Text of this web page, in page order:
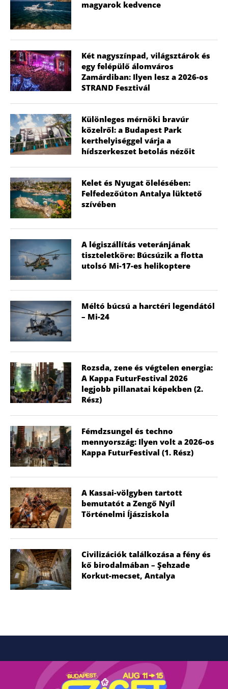
magyarok kedvence
Két nagyszínpad, világsztárok és
egy felépülő álomváros
Zamárdiban: Ilyen lesz a 2026-os
STRAND Fesztivál
Különleges mérnöki bravúr
közelről: a Budapest Park
kerthelyiséggel várja a
hídszerkeszet betolás nézőit
Kelet és Nyugat ölelésében:
Felfedezőúton Antalya lüktető
szívében
A légiszállítás veteránjának
tiszteletköre: Búcsúzik a flotta
utolsó Mi-17-es helikoptere
Méltó búcsú a harctéri legendától
– Mi-24
Rozsda, zene és végtelen energia:
A Kappa FuturFestival 2026
legjobb pillanatai képekben (2.
Rész)
Fémdzsungel és techno
mennyország: Ilyen volt a 2026-os
Kappa FuturFestival (1. Rész)
A Kassai-völgyben tartott
bemutatót a Zengő Nyíl
Történelmi Íjásziskola
Civilizációk találkozása a fény és
kő birodalmában – Şehzade
Korkut-mecset, Antalya